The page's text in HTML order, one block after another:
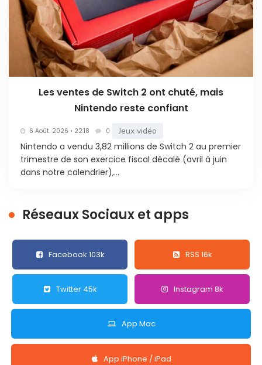
Les ventes de Switch 2 ont chuté, mais
Nintendo reste confiant
6 Août. 2026 • 22:18 0 Jeux vidéo
Nintendo a vendu 3,82 millions de Switch 2 au premier
trimestre de son exercice fiscal décalé (avril à juin
dans notre calendrier),...
Réseaux Sociaux et apps
Facebook 103k RSS 16k
Twitter 45k Instagram 8k
App Mac
App iPhone / iPad